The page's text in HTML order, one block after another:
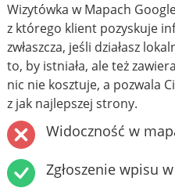
Wizytówka w Mapach
z którego klient pozyskuje
zwłaszcza, jeśli działasz
to, by istniała, ale też
nic nie kosztuje, a pozwala
z jak najlepszej strony.
Widoczność w
Zgłoszenie wpisu